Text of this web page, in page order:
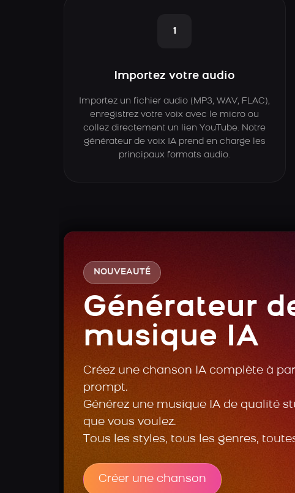
1
Importez votre audio
Importez un fichier audio (MP3, WAV, FLAC),
enregistrez votre voix avec le micro ou
collez directement un lien YouTube. Notre
générateur de voix IA prend en charge les
principaux formats audio.
NOUVEAUTÉ
Générateur
musique IA
Créez une chanson IA complète à
prompt.
Générez une musique IA de qualité
que vous voulez.
Tous les styles, tous les genres,
Créer une chanson